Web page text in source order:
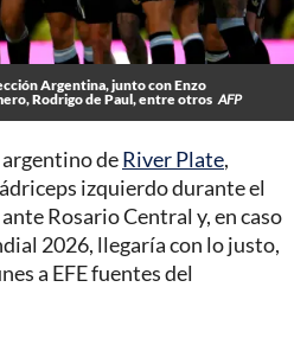
Argentina, junto con Enzo
Rodrigo de Paul, entre otros AFP
deRiver Plate,
izquierdo durante el
Rosario Central y, en caso
2026, llegaría con lo justo,
a EFE fuentes del